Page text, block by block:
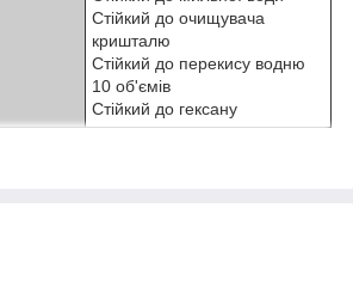
Стійкий до очищувача
кришталю
Стійкий до перекису водню
10 об'ємів
Стійкий до гексану